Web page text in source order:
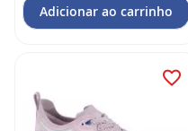
Adicionar ao carrinho